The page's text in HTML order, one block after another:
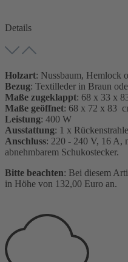
Details
Holzart: Nussbaum, Hemlock
Bezug: Textilleder in Braun
Maße zugeklappt: 68 x 33 x
Maße geöffnet: 68 x 72 x 83
Leistung: 400 W
Ausstattung: 1 x
Anschluss: 220 - 240 V, 16 A,
abnehmbarem Schukostecker.
Bitte beachten: Bei diesem
in Höhe von 132,00 Euro an.